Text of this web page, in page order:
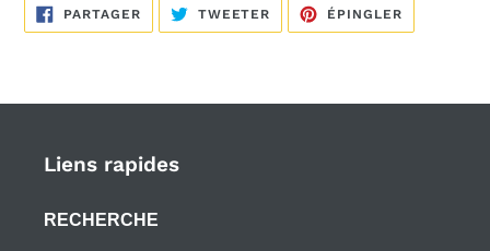
PARTAGERPARTAGER
FACEBOOK
TWEETER TWEETER
TWITTER
ÉPINGLER
PINTEREST
Liens rapides
RECHERCHE